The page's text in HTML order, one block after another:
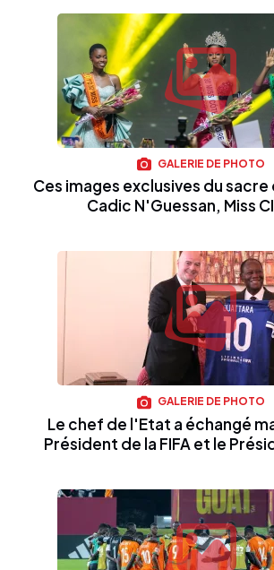
GALERIE DE PHOTO
Ces images exclusives du
Cadic N'Guessan, Miss
GALERIE DE PHOTO
Le chef de l'Etat a échangé
Président de la FIFA et le